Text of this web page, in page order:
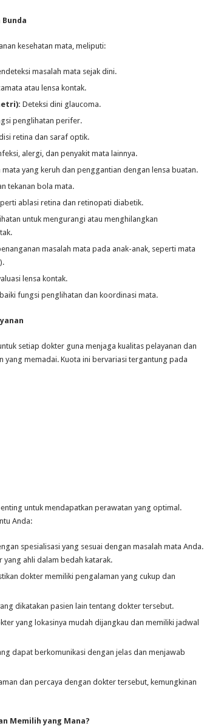
kesehatan mata, meliputi:
masalah mata sejak dini.
atau lensa kontak.
Deteksi dini glaucoma.
penglihatan perifer.
retina dan saraf optik.
alergi, dan penyakit mata lainnya.
yang keruh dan penggantian dengan lensa buatan.
tekanan bola mata.
ablasi retina dan retinopati diabetik.
untuk mengurangi atau menghilangkan
masalah mata pada anak-anak, seperti mata
lensa kontak.
fungsi penglihatan dan koordinasi mata.
setiap dokter guna menjaga kualitas pelayanan dan
yang memadai. Kuota ini bervariasi tergantung pada
untuk mendapatkan perawatan yang optimal.
Anda:
spesialisasi yang sesuai dengan masalah mata Anda.
yang ahli dalam bedah katarak.
dokter memiliki pengalaman yang cukup dan
dikatakan pasien lain tentang dokter tersebut.
yang lokasinya mudah dijangkau dan memiliki jadwal
dapat berkomunikasi dengan jelas dan menjawab
dan percaya dengan dokter tersebut, kemungkinan
Memilih yang Mana?